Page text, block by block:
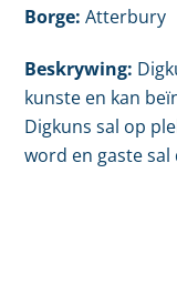
Borge: Atterbury
Beskrywing:
kunste en kan
Digkuns sal op
word en gaste